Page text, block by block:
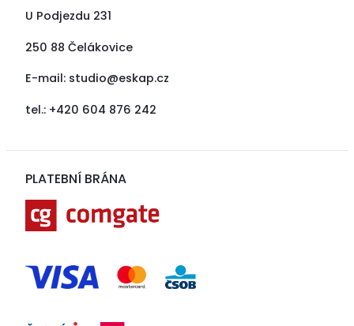
U Podjezdu 231
250 88 Čelákovice
E-mail: studio@eskap.cz
tel.: +420 604 876 242
PLATEBNÍ BRÁNA